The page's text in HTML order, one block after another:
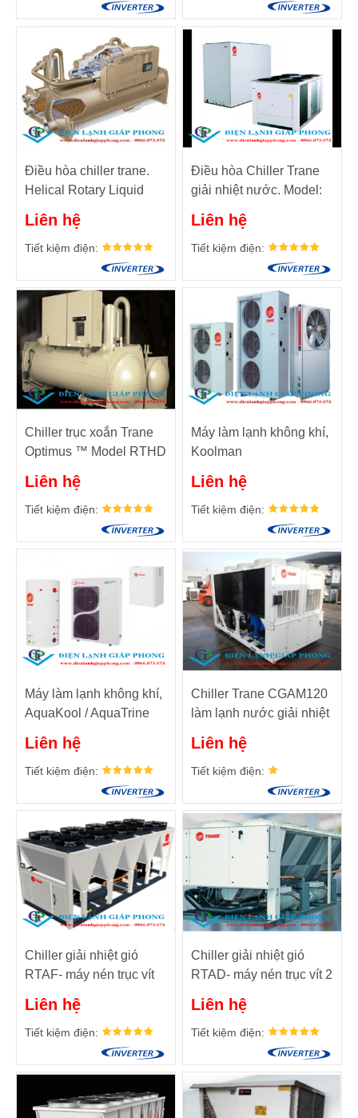
Điều hòa chiller trane.
Helical Rotary Liquid
Liên hệ
Tiết kiệm điện:
Điều hòa Chiller Trane
giải nhiệt nước. Model:
Liên hệ
Tiết kiệm điện:
Chiller trục xoắn Trane
Optimus ™ Model RTHD
60 Hz)
Liên hệ
Tiết kiệm điện:
Máy làm lạnh không khí,
Koolman
Liên hệ
Tiết kiệm điện:
Máy làm lạnh không khí,
AquaKool / AquaTrine
Liên hệ
Tiết kiệm điện:
Chiller Trane CGAM120
làm lạnh nước giải nhiệt
150HP
Liên hệ
Tiết kiệm điện:
Chiller giải nhiệt gió
RTAF- máy nén trục vít
Liên hệ
Tiết kiệm điện:
Chiller giải nhiệt gió
RTAD- máy nén trục vít 2
Liên hệ
Tiết kiệm điện: